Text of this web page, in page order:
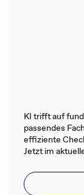
KI trifft auf
passendes
effiziente
Jetzt im